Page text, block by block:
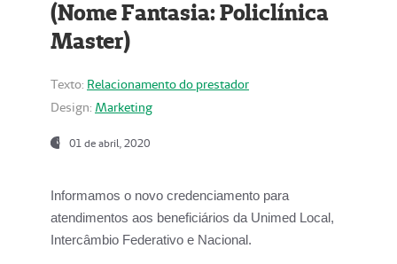
(Nome Fantasia: Policlínica
Master)
Texto: Relacionamento do prestador
Design: Marketing
01 de abril, 2020
Informamos o novo credenciamento para
atendimentos aos beneficiários da Unimed Local,
Intercâmbio Federativo e Nacional.